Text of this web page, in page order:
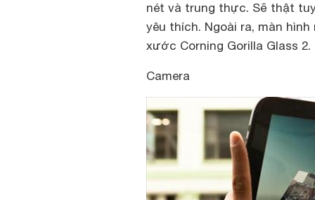
nét và trung thực. Sẽ thật
yêu thích. Ngoài ra, màn
xước Corning Gorilla Glass 2.
Camera